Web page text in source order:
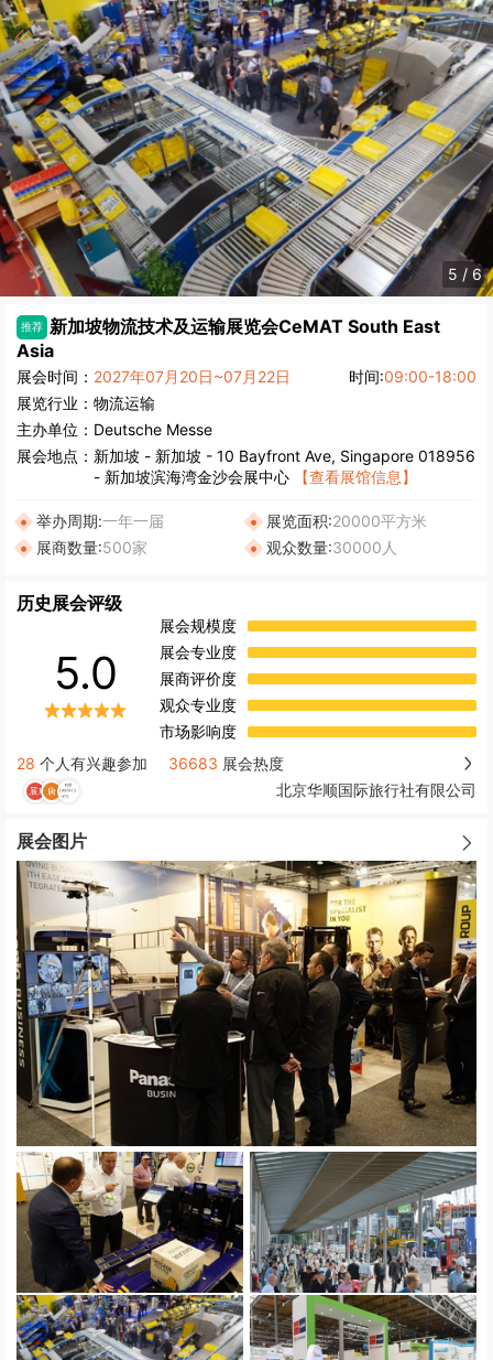
5 / 6
推荐 新加坡物流技术及运输展览会CeMAT South East
Asia
展会时间： 2027年07月20日~07月22日 时间:09:00-18:00
展览行业： 物流运输
主办单位： Deutsche Messe
展会地点： 新加坡 - 新加坡 - 10 Bayfront Ave, Singapore 018956
- 新加坡滨海湾金沙会展中心
【查看展馆信息】
举办周期:一年一届 展览面积:20000平方米
展商数量:500家 观众数量:30000人
历史展会评级
5.0
展会规模度
展会专业度
展商评价度
观众专业度
市场影响度
28 个人有兴趣参加 36683 展会热度
北京华顺国际旅行社有限公司
展会图片